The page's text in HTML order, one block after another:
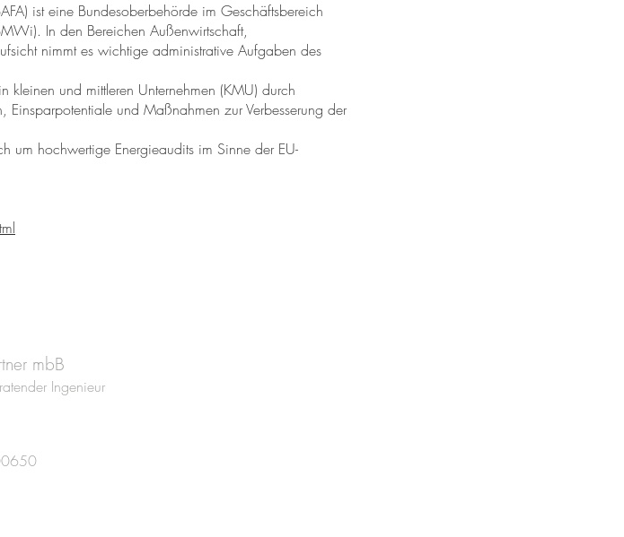
ist eine Bundesoberbehörde im Geschäftsbereich
In den Bereichen Außenwirtschaft,
nimmt es wichtige administrative Aufgaben des
kleinen und mittleren Unternehmen (KMU) durch
und Maßnahmen zur Verbesserung der
um hochwertige Energieaudits im Sinne der EU-
mbB
Ingenieur